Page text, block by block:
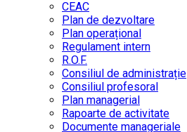
CEAC
Plan de dezvoltare
Plan operațional
Regulament intern
R.O.F.
Consiliul de administrație
Consiliul profesoral
Plan managerial
Rapoarte de activitate
Documente manageriale